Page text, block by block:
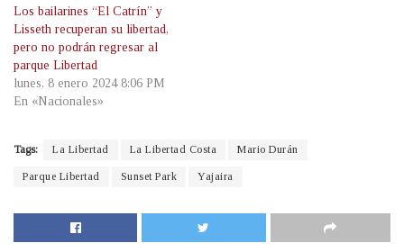
Los bailarines “El Catrín” y
Lisseth recuperan su libertad,
pero no podrán regresar al
parque Libertad
lunes, 8 enero 2024 8:06 PM
En «Nacionales»
Tags: La Libertad La Libertad Costa Mario Durán
Parque Libertad Sunset Park Yajaira